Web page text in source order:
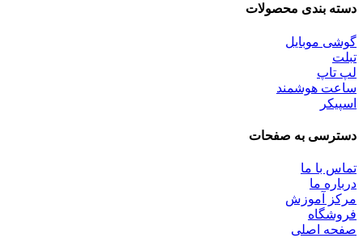
دسته بندی محصولات
گوشی موبایل
تبلت
لپ تاپ
ساعت هوشمند
اسپیکر
دسترسی به صفحات
تماس با ما
درباره ما
مرکز آموزش
فروشگاه
صفحه اصلی